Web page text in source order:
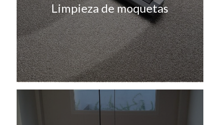
Limpieza de moquetas